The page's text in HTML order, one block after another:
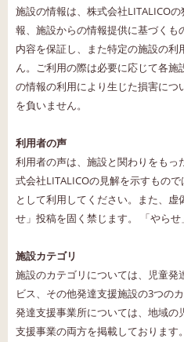
施設の情報は、株式会社LITALICO
報、施設からの情報提供に基づくも
内容を保証し、また特定の施設の
ん。ご利用の際は必要に応じて各
の情報の利用により生じた損害につ
を負いません。
利用者の声
利用者の声は、施設と関わりをも
式会社LITALICOの見解を示すもの
として利用してください。また、
せ」投稿を固く禁じます。 「やらせ
施設カテゴリ
施設のカテゴリについては、児童発
ビス、その他発達支援施設の3つの
発達支援事業所については、地域の
支援事業の両方を掲載しております。